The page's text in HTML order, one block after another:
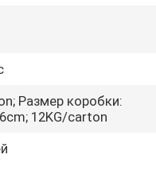
Размер коробки:
12KG/carton